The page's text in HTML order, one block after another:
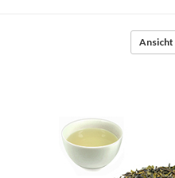
Ansicht